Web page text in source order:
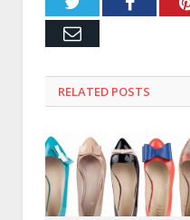
Email
RELATED POSTS